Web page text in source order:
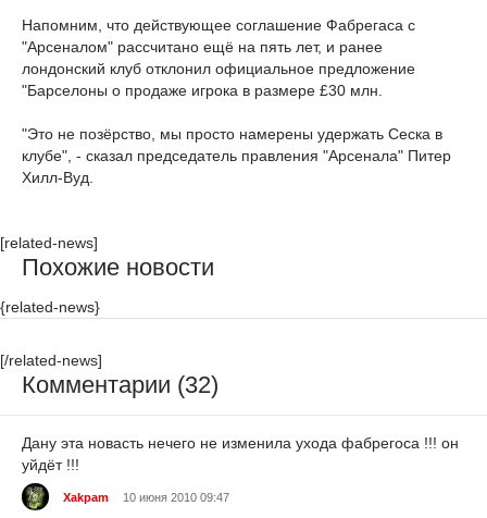
Напомним, что действующее соглашение Фабрегаса с
"Арсеналом" рассчитано ещё на пять лет, и ранее
лондонский клуб отклонил официальное предложение
"Барселоны о продаже игрока в размере £30 млн.
"Это не позёрство, мы просто намерены удержать Сеска в
клубе", - сказал председатель правления "Арсенала" Питер
Хилл-Вуд.
[related-news]
Похожие новости
{related-news}
[/related-news]
Комментарии (32)
Дану эта новасть нечего не изменила ухода фабрегоса !!! он
уйдёт !!!
Xakpam 10 июня 2010 09:47